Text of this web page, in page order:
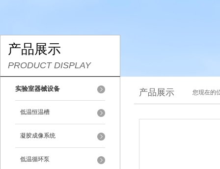
产品展示
PRODUCT DISPLAY
实验室器械设备
低温恒温槽
凝胶成像系统
低温循环泵
产品展示 您现在的